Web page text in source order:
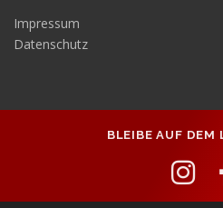
Impressum
Datenschutz
BLEIBE AUF DEM